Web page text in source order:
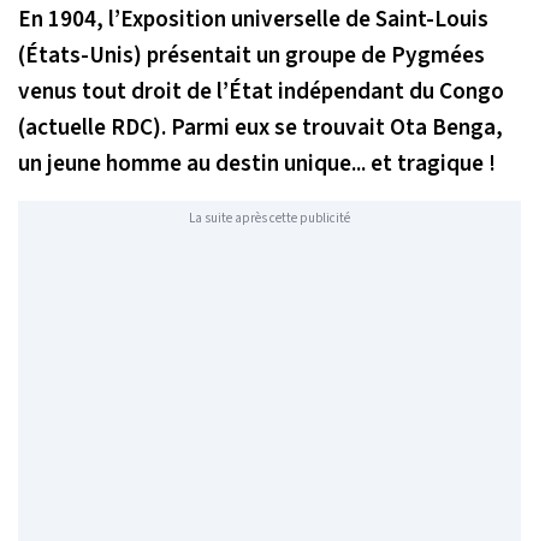
En 1904, l’Exposition universelle de Saint-Louis
(États-Unis) présentait un groupe de Pygmées
venus tout droit de l’État indépendant du Congo
(actuelle RDC). Parmi eux se trouvait Ota Benga,
un jeune homme au destin unique... et tragique !
La suite après cette publicité